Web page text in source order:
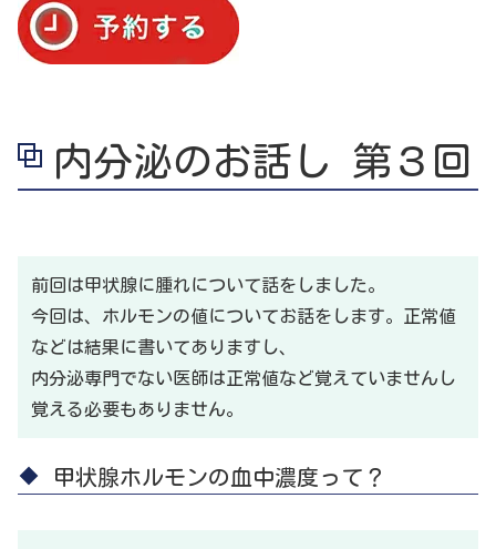
内分泌のお話し 第３回
前回は甲状腺に腫れについて話をしました。
今回は、ホルモンの値についてお話をします。正常値
などは結果に書いてありますし、
内分泌専門でない医師は正常値など覚えていませんし
覚える必要もありません。
甲状腺ホルモンの血中濃度って？